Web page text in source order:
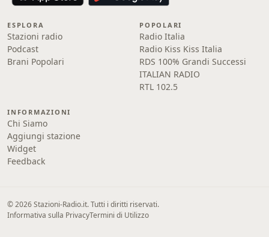
ESPLORA
Stazioni radio
Podcast
Brani Popolari
POPOLARI
Radio Italia
Radio Kiss Kiss Italia
RDS 100% Grandi Successi
ITALIAN RADIO
RTL 102.5
INFORMAZIONI
Chi Siamo
Aggiungi stazione
Widget
Feedback
© 2026 Stazioni-Radio.it. Tutti i diritti riservati.
Informativa sulla PrivacyTermini di Utilizzo